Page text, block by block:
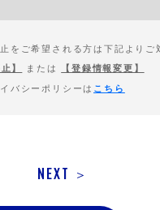
をご希望される方は下記よりご
】
または 【登録情報変更】
バシーポリシーは こちら
NEXT ＞